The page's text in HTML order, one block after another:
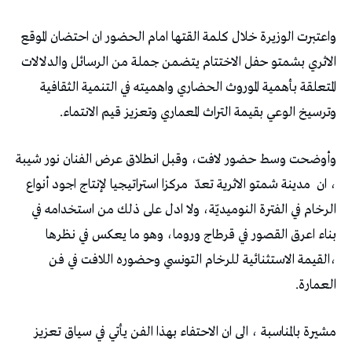
واعتبرت الوزيرة خلال كلمة القتها امام الحضور ان احتضان الموقع
الاثري بشمتو حفل الاختتام يتضمن جملة من الرسائل والدلالات
المتعلقة بأهمية الموروث الحضاري واهميته في التنمية الثقافية
وترسيخ الوعي بقيمة التراث المعماري وتعزيز قيم الانتماء.
وأوضحت وسط حضور لافت، وقبل انطلاق عرض الفنان نور شيبة
، ان مدينة شمتو الاثرية تعدّ مركزا استراتيجيا لإنتاج اجود أنواع
الرخام في الفترة النوميديّة، ولا ادل على ذلك من استخدامه في
بناء اعرق القصور في قرطاج وروما، وهو ما يعكس في نظرها
،القيمة الاستثنائية للرخام التونسي وحضوره اللافت في فن
العمارة.
مشيرة بالمناسبة ، الى ان الاحتفاء بهذا الفن يأتي في سياق تعزيز